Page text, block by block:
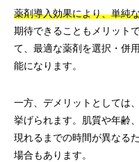
薬剤導入効果により、単純
期待できることもメリット
て、最適な薬剤を選択・併
能になります。
一方、デメリットとしては、
挙げられます。肌質や年齢
現れるまでの時間が異なる
場合もあります。